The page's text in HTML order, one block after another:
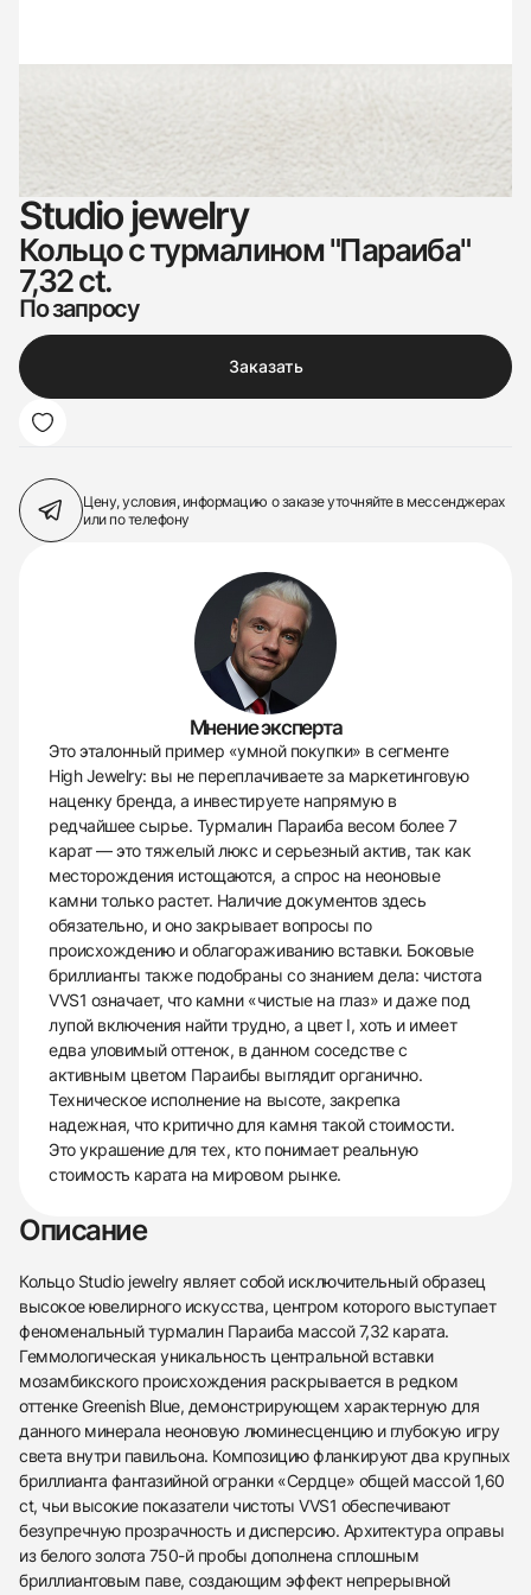
Studio jewelry
Кольцо с турмалином "Параиба"
7,32 ct.
По запросу
Заказать
Цену, условия, информацию о заказеуточняйте в мессенджерах
или по телефону
Мнение эксперта
Это эталонный пример «умной покупки» в сегменте
High Jewelry: вы не переплачиваете за маркетинговую
наценку бренда, а инвестируете напрямую в
редчайшее сырье. Турмалин Параиба весом более 7
карат — это тяжелый люкс и серьезный актив, так как
месторождения истощаются, а спрос на неоновые
камни только растет. Наличие документов здесь
обязательно, и оно закрывает вопросы по
происхождению и облагораживанию вставки. Боковые
бриллианты также подобраны со знанием дела: чистота
VVS1 означает, что камни «чистые на глаз» и даже под
лупой включения найти трудно, а цвет I, хоть и имеет
едва уловимый оттенок, в данном соседстве с
активным цветом Параибы выглядит органично.
Техническое исполнение на высоте, закрепка
надежная, что критично для камня такой стоимости.
Это украшение для тех, кто понимает реальную
стоимость карата на мировом рынке.
Описание
Кольцо Studio jewelry являет собой исключительный образец
высокое ювелирного искусства, центром которого выступает
феноменальный турмалин Параиба массой 7,32 карата.
Геммологическая уникальность центральной вставки
мозамбикского происхождения раскрывается в редком
оттенке Greenish Blue, демонстрирующем характерную для
данного минерала неоновую люминесценцию и глубокую игру
света внутри павильона. Композицию фланкируют два крупных
бриллианта фантазийной огранки «Сердце» общей массой 1,60
ct, чьи высокие показатели чистоты VVS1 обеспечивают
безупречную прозрачность и дисперсию. Архитектура оправы
из белого золота 750-й пробы дополнена сплошным
бриллиантовым паве, создающим эффект непрерывной